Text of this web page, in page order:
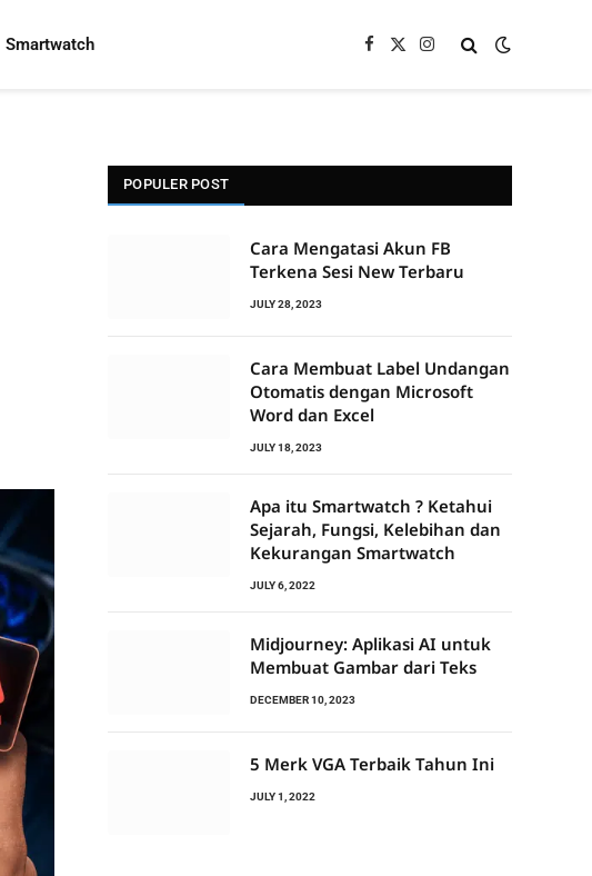
Smartwatch Facebook
X
Instagram
POPULER POST
Cara Mengatasi Akun FB
Terkena Sesi New Terbaru
JULY 28, 2023
Cara Membuat Label Undangan
Otomatis dengan Microsoft
Word dan Excel
JULY 18, 2023
Apa itu Smartwatch ? Ketahui
Sejarah, Fungsi, Kelebihan dan
Kekurangan Smartwatch
JULY 6, 2022
Midjourney: Aplikasi AI untuk
Membuat Gambar dari Teks
DECEMBER 10, 2023
5 Merk VGA Terbaik Tahun Ini
JULY 1, 2022